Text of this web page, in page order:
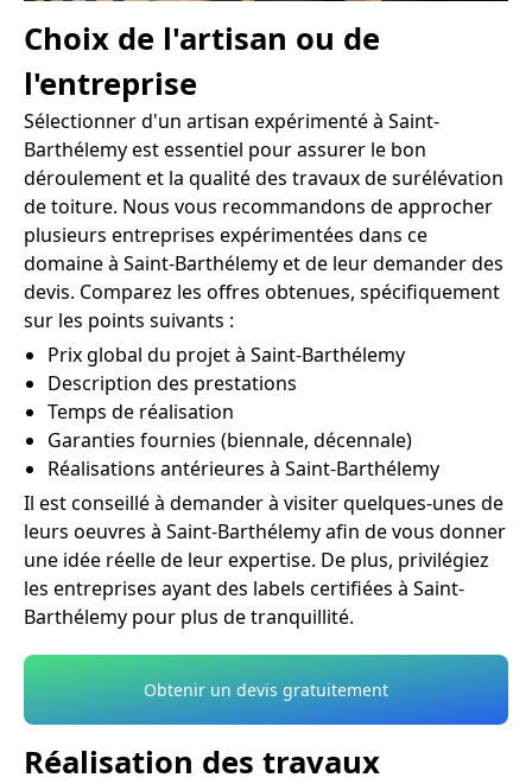
Choix de l'artisan ou de
l'entreprise
Sélectionner d'un artisan expérimenté à Saint-
Barthélemy est essentiel pour assurer le bon
déroulement et la qualité des travaux de surélévation
de toiture. Nous vous recommandons de approcher
plusieurs entreprises expérimentées dans ce
domaine à Saint-Barthélemy et de leur demander des
devis. Comparez les offres obtenues, spécifiquement
sur les points suivants :
Prix global du projet à Saint-Barthélemy
Description des prestations
Temps de réalisation
Garanties fournies (biennale, décennale)
Réalisations antérieures à Saint-Barthélemy
Il est conseillé à demander à visiter quelques-unes de
leurs oeuvres à Saint-Barthélemy afin de vous donner
une idée réelle de leur expertise. De plus, privilégiez
les entreprises ayant des labels certifiées à Saint-
Barthélemy pour plus de tranquillité.
Obtenir un devis gratuitement
Réalisation des travaux